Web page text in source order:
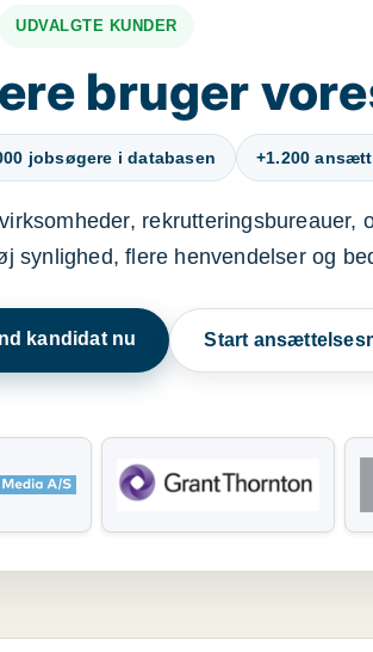
UDVALGTE KUNDER
bruger
jobsøgere i databasen +1.200
rekrutteringsbureauer,
synlighed, flere henvendelser og
kandidat nu Start